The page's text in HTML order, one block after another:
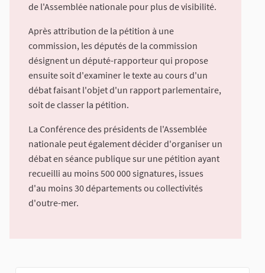
de l'Assemblée nationale pour plus de visibilité.
Après attribution de la pétition à une
commission, les députés de la commission
désignent un député-rapporteur qui propose
ensuite soit d'examiner le texte au cours d'un
débat faisant l'objet d'un rapport parlementaire,
soit de classer la pétition.
La Conférence des présidents de l'Assemblée
nationale peut également décider d'organiser un
débat en séance publique sur une pétition ayant
recueilli au moins 500 000 signatures, issues
d'au moins 30 départements ou collectivités
d'outre-mer.